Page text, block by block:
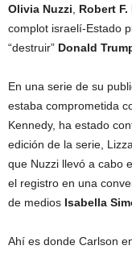
Olivia Nuzzi, Robert
complot israelí-Estado
“destruir” Donald
En una serie de su
estaba comprometida
Kennedy, ha estado
edición de la serie,
que Nuzzi llevó a cabo
el registro en una
de medios Isabella
Ahí es donde Carlson